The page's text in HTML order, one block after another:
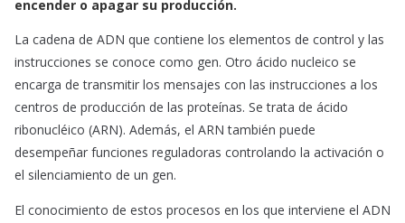
encender o apagar su producción.
La cadena de ADN que contiene los elementos de control y las
instrucciones se conoce como gen. Otro ácido nucleico se
encarga de transmitir los mensajes con las instrucciones a los
centros de producción de las proteínas. Se trata de ácido
ribonucléico (ARN). Además, el ARN también puede
desempeñar funciones reguladoras controlando la activación o
el silenciamiento de un gen.
El conocimiento de estos procesos en los que interviene el ADN